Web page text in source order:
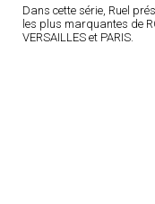
Dans cette série, Ruel
les plus marquantes de
VERSAILLES et PARIS.